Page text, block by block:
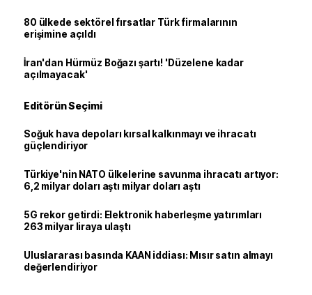
80 ülkede sektörel fırsatlar Türk firmalarının
erişimine açıldı
İran'dan Hürmüz Boğazı şartı! 'Düzelene kadar
açılmayacak'
Editörün Seçimi
Soğuk hava depoları kırsal kalkınmayı ve ihracatı
güçlendiriyor
Türkiye'nin NATO ülkelerine savunma ihracatı artıyor:
6,2 milyar doları aştı milyar doları aştı
5G rekor getirdi: Elektronik haberleşme yatırımları
263 milyar liraya ulaştı
Uluslararası basında KAAN iddiası: Mısır satın almayı
değerlendiriyor